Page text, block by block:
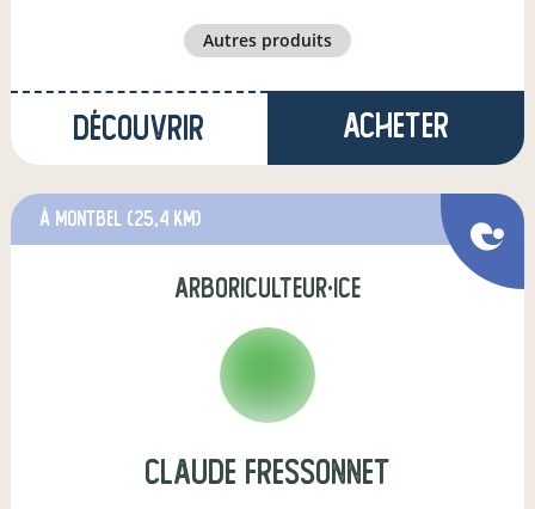
autres produits
Découvrir Acheter
à Montbel (25,4 km)
arboriculteur·ice
claude fressonnet